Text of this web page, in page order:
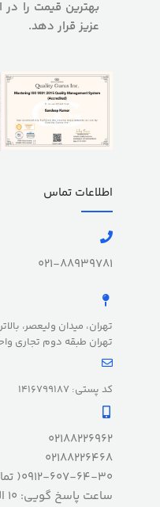
بهترین قیمت را در
عزیز قرار دهد.
اطلاعات تماس
021-88939781
تهران، میدان ولیعصر،
تهران طبقه دوم تجاری واحد
کد پستی: 1416799187
02188226962
02188226468
0912-607-64-30( تماس ضروری)
ساعت پاسخ گویی: 10 الی 20 شنبه الی چهارشنبه